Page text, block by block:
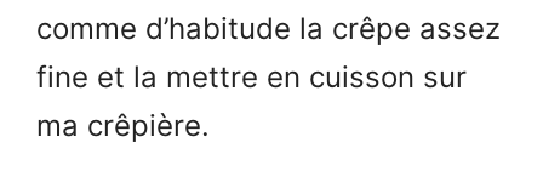
comme d’habitude la crêpe assez
fine et la mettre en cuisson sur
ma crêpière.